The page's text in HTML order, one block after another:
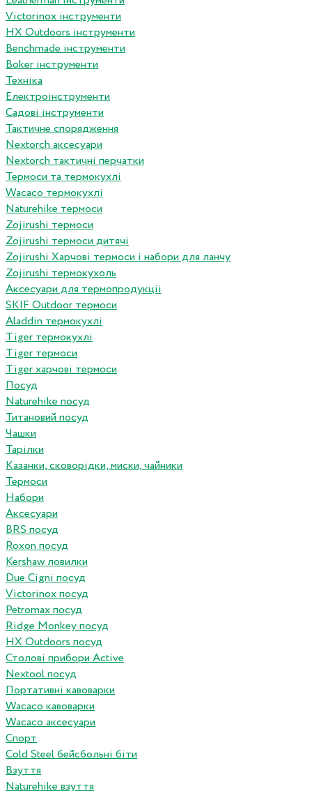
Victorinox інструменти
HX Outdoors інструменти
Benchmade інструменти
Boker інструменти
Техніка
Електроінструменти
Садові інструменти
Тактичне спорядження
Nextorch аксесуари
Nextorch тактичні перчатки
Термоси та термокухлі
Wacaco термокухлі
Naturehike термоси
Zojirushi термоси
Zojirushi термоси дитячі
Zojirushi Харчові термоси і набори для ланчу
Zojirushi термокухоль
Аксесуари для термопродукціі
SKIF Outdoor термоси
Aladdin термокухлі
Tiger термокухлі
Tiger термоси
Tiger харчові термоси
Посуд
Naturehike посуд
Титановий посуд
Чашки
Тарілки
Казанки, сковорідки, миски, чайники
Термоси
Набори
Аксесуари
BRS посуд
Roxon посуд
Kershaw ловилки
Due Cigni посуд
Victorinox посуд
Petromax посуд
Ridge Monkey посуд
HX Outdoors посуд
Столові прибори Active
Nextool посуд
Портативні кавоварки
Wacaco кавоварки
Wacaco аксесуари
Спорт
Cold Steel бейсбольні біти
Взуття
Naturehike взуття